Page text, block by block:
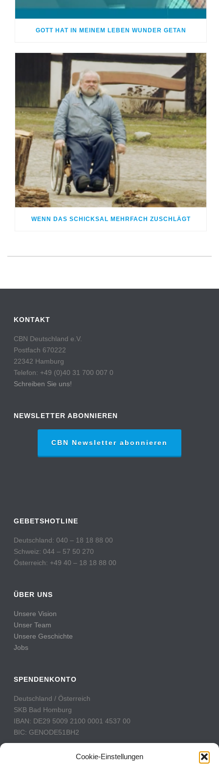
Cookie-Einstellungen
GOTT HAT IN MEINEM LEBEN WUNDER GETAN
WENN DAS SCHICKSAL MEHRFACH ZUSCHLÄGT
KONTAKT
CBN Deutschland e.V.
Postfach 670222
22342 Hamburg
Telefon: +49 (0)40 31 700 007 0
Schreiben Sie uns!
NEWSLETTER ABONNIEREN
CBN Newsletter abonnieren
GEBETSHOTLINE
Deutschland: 040 – 18 18 88 00
Schweiz: 044 – 57 50 270
Österreich: +49 40 – 18 18 88 00
ÜBER UNS
Unsere Vision
Unser Team
Unsere Geschichte
Jobs
SPENDENKONTO
Deutschland / Österreich
SKB Bad Homburg
IBAN: DE29 5009 2100 0001 4537 00
BIC: GENODE51BH2